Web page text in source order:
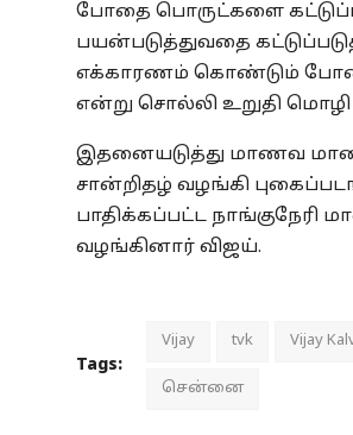
போதை பொருட்களை
பயன்படுத்துவதை
எக்காரணம் கொண்டும்
என்று சொல்லி உறுதி
இதனையடுத்து மாணவ
சான்றிதழ் வழங்கி
பாதிக்கப்பட்ட நாங்குநேரி
வழங்கினார் விஜய்.
Tags:
Vijay tvk Vijay
சென்னை